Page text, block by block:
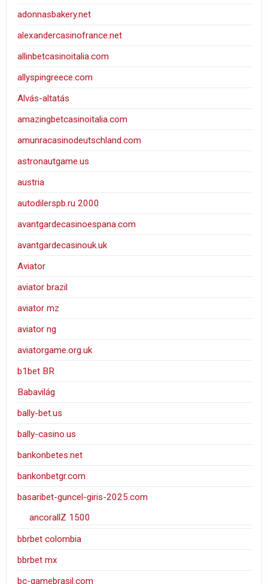
adonnasbakery.net
alexandercasinofrance.net
allinbetcasinoitalia.com
allyspingreece.com
Alvás-altatás
amazingbetcasinoitalia.com
amunracasinodeutschland.com
astronautgame.us
austria
autodilerspb.ru 2000
avantgardecasinoespana.com
avantgardecasinouk.uk
Aviator
aviator brazil
aviator mz
aviator ng
aviatorgame.org.uk
b1bet BR
Babavilág
bally-bet.us
bally-casino.us
bankonbetes.net
bankonbetgr.com
basaribet-guncel-giris-2025.com
ancorallZ 1500
bbrbet colombia
bbrbet mx
bc-gamebrasil.com